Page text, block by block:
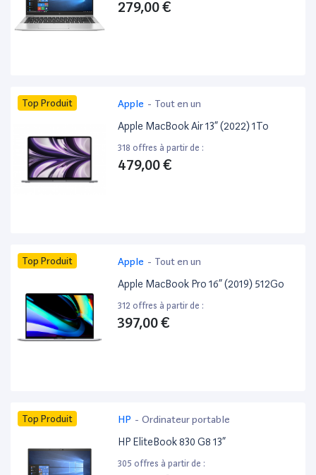
279,00 €
Top Produit Apple - Tout en un
Apple MacBook Air 13” (2022) 1To
318 offres à partir de :
479,00 €
Top Produit Apple - Tout en un
Apple MacBook Pro 16” (2019) 512Go
312 offres à partir de :
397,00 €
Top Produit HP - Ordinateur portable
HP EliteBook 830 G8 13”
305 offres à partir de :